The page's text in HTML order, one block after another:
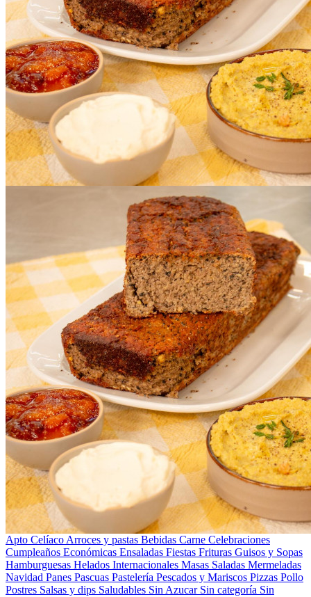
Apto Celíaco Arroces y pastas Bebidas Carne Celebraciones
Cumpleaños Económicas Ensaladas Fiestas Frituras Guisos y Sopas
Hamburguesas Helados Internacionales Masas Saladas Mermeladas
Navidad Panes Pascuas Pastelería Pescados y Mariscos Pizzas Pollo
Postres Salsas y dips Saludables Sin Azucar Sin categoría Sin